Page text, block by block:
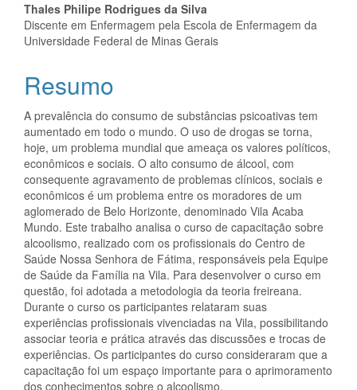
Thales Philipe Rodrigues da Silva
Discente em Enfermagem pela Escola de Enfermagem da
Universidade Federal de Minas Gerais
Resumo
A prevalência do consumo de substâncias psicoativas tem
aumentado em todo o mundo. O uso de drogas se torna,
hoje, um problema mundial que ameaça os valores políticos,
econômicos e sociais. O alto consumo de álcool, com
consequente agravamento de problemas clínicos, sociais e
econômicos é um problema entre os moradores de um
aglomerado de Belo Horizonte, denominado Vila Acaba
Mundo. Este trabalho analisa o curso de capacitação sobre
alcoolismo, realizado com os profissionais do Centro de
Saúde Nossa Senhora de Fátima, responsáveis pela Equipe
de Saúde da Família na Vila. Para desenvolver o curso em
questão, foi adotada a metodologia da teoria freireana.
Durante o curso os participantes relataram suas
experiências profissionais vivenciadas na Vila, possibilitando
associar teoria e prática através das discussões e trocas de
experiências. Os participantes do curso consideraram que a
capacitação foi um espaço importante para o aprimoramento
dos conhecimentos sobre o alcoolismo.